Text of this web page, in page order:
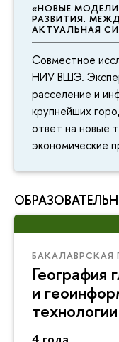
«НОВЫЕ
РАЗВИТИЯ.
АКТУАЛЬНАЯ
Совместное
НИУ ВШЭ.
расселение и
крупнейших
ответ на новые
экономические
БАКАЛАВРСКАЯ
География
и
технологии